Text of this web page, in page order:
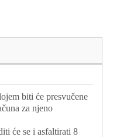
biti će presvučene
za njeno
će se i asfaltirati 8